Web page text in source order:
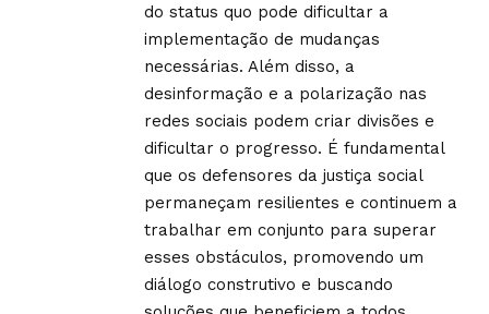
do status quo pode dificultar a
implementação de mudanças
necessárias. Além disso, a
desinformação e a polarização nas
redes sociais podem criar divisões e
dificultar o progresso. É fundamental
que os defensores da justiça social
permaneçam resilientes e continuem a
trabalhar em conjunto para superar
esses obstáculos, promovendo um
diálogo construtivo e buscando